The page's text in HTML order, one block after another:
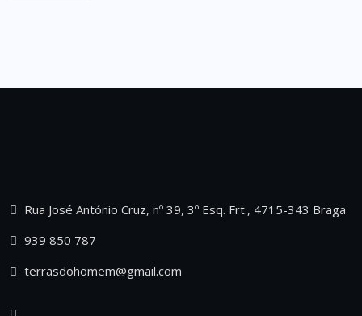
Rua José António Cruz, nº 39, 3º Esq. Frt., 4715-343 Braga
939 850 787
terrasdohomem@gmail.com